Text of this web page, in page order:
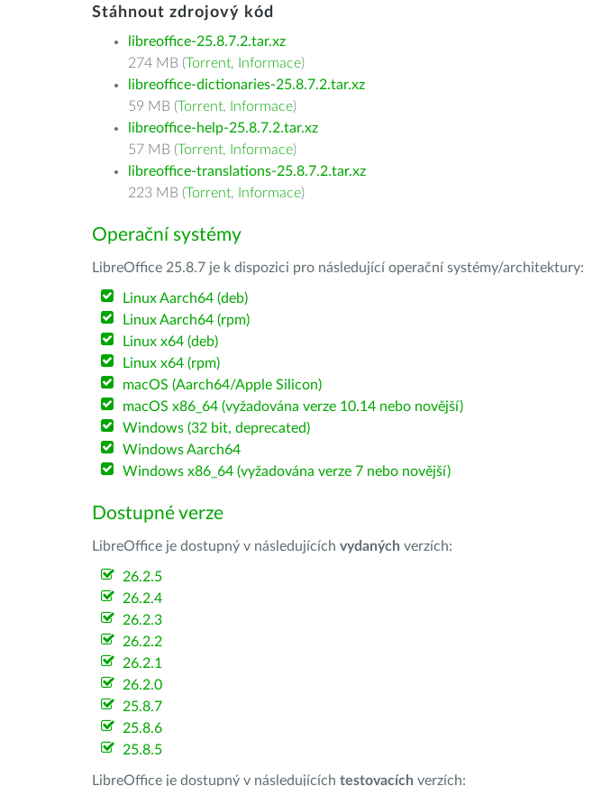
Stáhnout zdrojový kód
libreoffice-25.8.7.2.tar.xz
274 MB (Torrent, Informace)
libreoffice-dictionaries-25.8.7.2.tar.xz
59 MB (Torrent, Informace)
libreoffice-help-25.8.7.2.tar.xz
57 MB (Torrent, Informace)
libreoffice-translations-25.8.7.2.tar.xz
223 MB (Torrent, Informace)
Operační systémy
LibreOffice 25.8.7 je k dispozici pro následující operační systémy/architektury:
Linux Aarch64 (deb)
Linux Aarch64 (rpm)
Linux x64 (deb)
Linux x64 (rpm)
macOS (Aarch64/Apple Silicon)
macOS x86_64 (vyžadována verze 10.14 nebo novější)
Windows (32 bit, deprecated)
Windows Aarch64
Windows x86_64 (vyžadována verze 7 nebo novější)
Dostupné verze
LibreOffice je dostupný v následujících vydaných verzích:
26.2.5
26.2.4
26.2.3
26.2.2
26.2.1
26.2.0
25.8.7
25.8.6
25.8.5
LibreOffice je dostupný v následujících testovacích verzích: